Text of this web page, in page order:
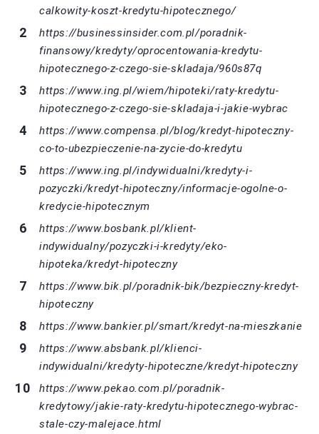
calkowity-koszt-kredytu-hipotecznego/
https://businessinsider.com.pl/poradnik-
finansowy/kredyty/oprocentowania-kredytu-
hipotecznego-z-czego-sie-skladaja/960s87q
https://www.ing.pl/wiem/hipoteki/raty-kredytu-
hipotecznego-z-czego-sie-skladaja-i-jakie-wybrac
https://www.compensa.pl/blog/kredyt-hipoteczny-
co-to-ubezpieczenie-na-zycie-do-kredytu
https://www.ing.pl/indywidualni/kredyty-i-
pozyczki/kredyt-hipoteczny/informacje-ogolne-o-
kredycie-hipotecznym
https://www.bosbank.pl/klient-
indywidualny/pozyczki-i-kredyty/eko-
hipoteka/kredyt-hipoteczny
https://www.bik.pl/poradnik-bik/bezpieczny-kredyt-
hipoteczny
https://www.bankier.pl/smart/kredyt-na-mieszkanie
https://www.absbank.pl/klienci-
indywidualni/kredyty-hipoteczne/kredyt-hipoteczny
https://www.pekao.com.pl/poradnik-
kredytowy/jakie-raty-kredytu-hipotecznego-wybrac-
stale-czy-malejace.html